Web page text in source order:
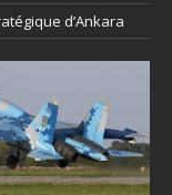
d’Ankara